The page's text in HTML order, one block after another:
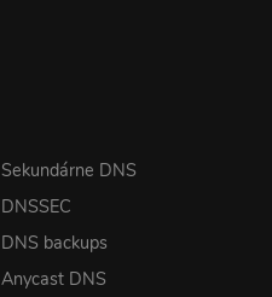
Sekundárne DNS
DNSSEC
DNS backups
Anycast DNS